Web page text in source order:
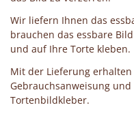
Wir liefern Ihnen das
brauchen das essbare
und auf Ihre Torte kleben.
Mit der Lieferung erhalten
Gebrauchsanweisung
Tortenbildkleber.